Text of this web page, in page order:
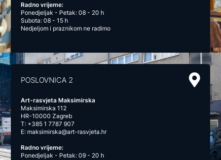
Radno vrijeme:
Ponedjeljak - Petak: 08 - 20 h
Subota: 08 - 15 h
Nedjeljom i praznikom ne radimo
POSLOVNICA 2
Art-rasvjeta Maksimirska
Maksimirska 112
HR-10000 Zagreb
T: +385 1 7787 907
E: maksimirska@art-rasvjeta.hr
Radno vrijeme:
Ponedjeljak - Petak: 09 - 20 h